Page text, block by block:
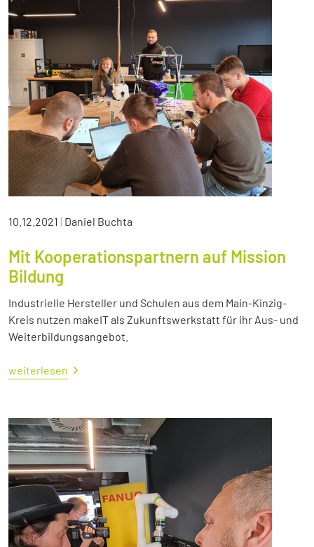
10.12.2021 | Daniel Buchta
Mit Kooperationspartnern auf Mission
Bildung
Industrielle Hersteller und Schulen aus dem Main-Kinzig-
Kreis nutzen makeIT als Zukunftswerkstatt für ihr Aus- und
Weiterbildungsangebot.
weiterlesen